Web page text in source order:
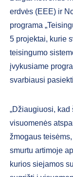
erdvės (EEE) ir
programa
5 projektai, kurie
teisingumo
įvykusiame
svarbiausi
„Džiaugiuosi,
visuomenės
žmogaus
smurtu artimoje
kurios siejamos